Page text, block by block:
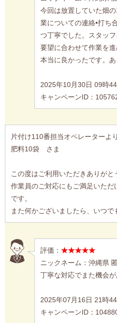
今回は放置していた畑
業についての連絡•打ち
つ丁寧でした。スタッ
要望に合わせて作業を
本当に良かったです。あ
2025年10月30日 09時
キャンペーンID：
片付け110番担当オペレーターより
肥料10袋 さま
この度はご利用いただきありがと
作業員のご対応にもご満足いただ
です。
また何かございましたら、いつで
評価： ★★★★★
ニックネーム：沖縄県
丁寧な対応でまた機会
2025年07月16日 21時
キャンペーンID：